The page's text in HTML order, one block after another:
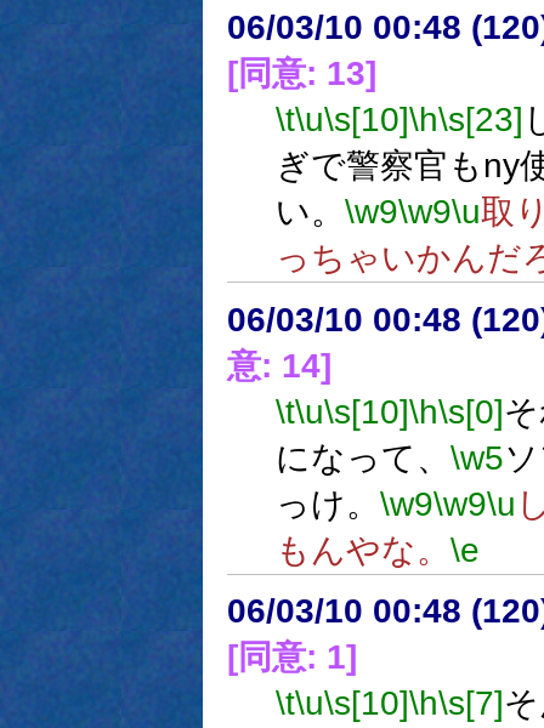
06/03/10 00:48
[同意: 13]
\t\u\s[10]\h\s[23]
ぎで警察官もny
い。 \w9\w9\u取
っちゃいかんだ
06/03/10 00:48
意: 14]
\t\u\s[10]\h\s[0]
になって、 \w5
っけ。 \w9\w9\u
もんやな。 \e
06/03/10 00:48
[同意: 1]
\t\u\s[10]\h\s[7]